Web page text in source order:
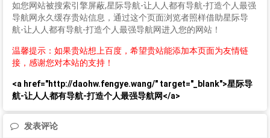
如您网站被搜索引擎屏蔽,星际导航-让人人都有导航-打造个人最强
导航网永久缓存贵站信息，通过这个页面浏览者照样借助星际导
航-让人人都有导航-打造个人最强导航网进入您的网站！
温馨提示：如果贵站想上百度，希望贵站能添加本页面为友情链
接，感谢您对本站的支持！
<a href="http://daohw.fengye.wang/" target="_blank">星际导
航-让人人都有导航-打造个人最强导航网</a>
发表评论